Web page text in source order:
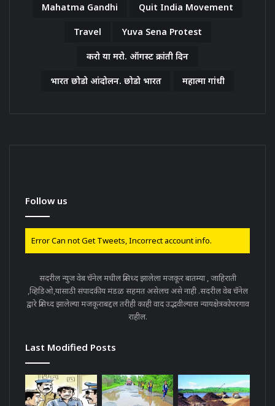
Mahatma Gandhi Quit India Movement
Travel Yuva Sena Protest
करो या मरो. ऑगस्ट क्रांती दिन
भारत छोडो आंदोलन. छोडो भारत महात्मा गांधी
Follow us
Error Can not Get Tweets, Incorrect account info.
सदरील न्युज वेब चॅनेल मधील प्रसिध्द झालेला मजकूर बातम्या , जाहिराती
,व्हिडिओ,यांसाठी संपादकीय मंडळ सहमत असेलच असे नाही .सदरील वेब चॅनेल
द्वारे प्रसिध्द झालेल्या मजकूराबद्दल तरीही काही वाद उद्भवील्यास न्यायक्षेत्रकोपरगाव
राहील.
Last Modified Posts